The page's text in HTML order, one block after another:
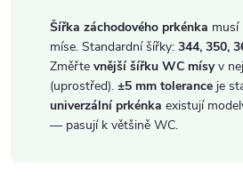
Šířka záchodového prkénka musí
míse. Standardní šířky: 344, 350,
Změřte vnější šířku WC mísyv
(uprostřed). ±5 mm tolerance je
univerzální prkénka existují
— pasují k většině WC.